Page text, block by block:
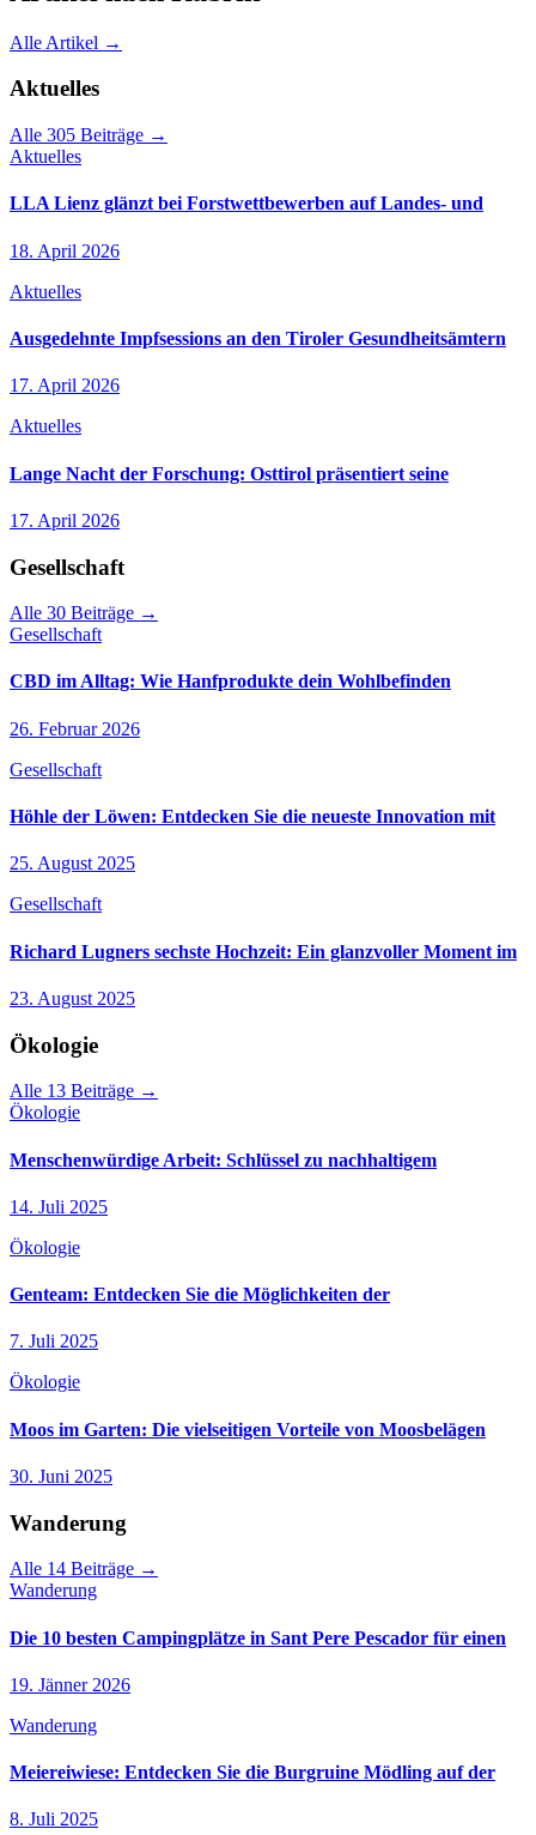
Alle Artikel →
Aktuelles
Alle 305 Beiträge →
Aktuelles
LLA Lienz glänzt bei Forstwettbewerben auf Landes- und
18. April 2026
Aktuelles
Ausgedehnte Impfsessions an den Tiroler Gesundheitsämtern
17. April 2026
Aktuelles
Lange Nacht der Forschung: Osttirol präsentiert seine
17. April 2026
Gesellschaft
Alle 30 Beiträge →
Gesellschaft
CBD im Alltag: Wie Hanfprodukte dein Wohlbefinden
26. Februar 2026
Gesellschaft
Höhle der Löwen: Entdecken Sie die neueste Innovation mit
25. August 2025
Gesellschaft
Richard Lugners sechste Hochzeit: Ein glanzvoller Moment im
23. August 2025
Ökologie
Alle 13 Beiträge →
Ökologie
Menschenwürdige Arbeit: Schlüssel zu nachhaltigem
14. Juli 2025
Ökologie
Genteam: Entdecken Sie die Möglichkeiten der
7. Juli 2025
Ökologie
Moos im Garten: Die vielseitigen Vorteile von Moosbelägen
30. Juni 2025
Wanderung
Alle 14 Beiträge →
Wanderung
Die 10 besten Campingplätze in Sant Pere Pescador für einen
19. Jänner 2026
Wanderung
Meiereiwiese: Entdecken Sie die Burgruine Mödling auf der
8. Juli 2025